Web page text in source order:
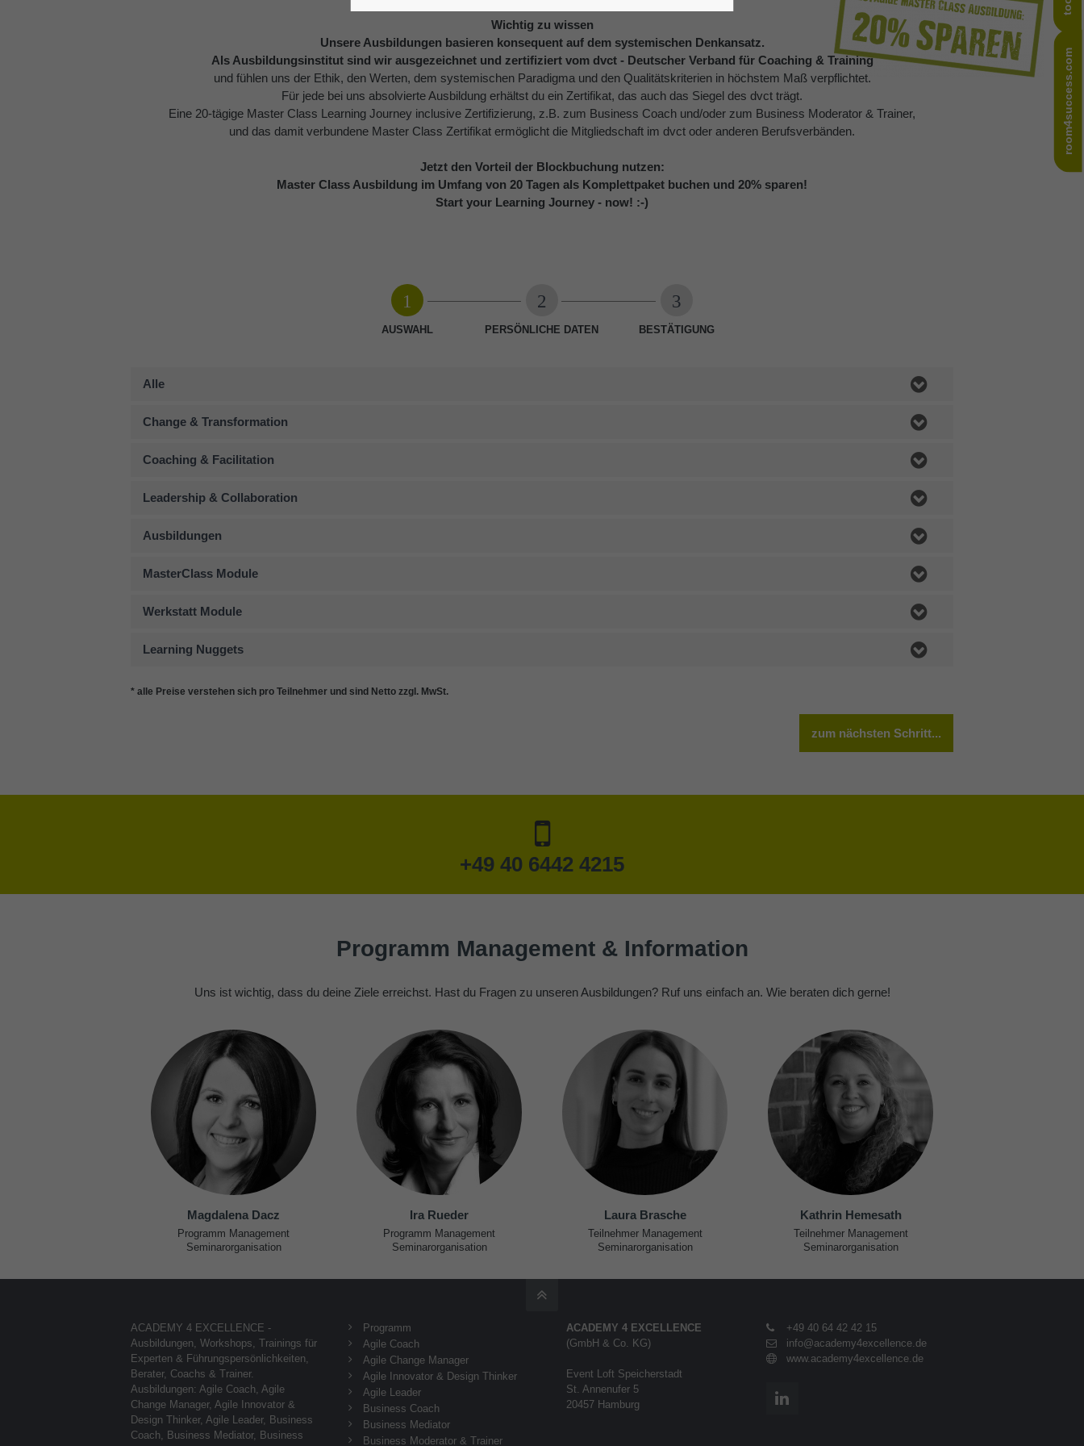
room4success.com
Wichtig zu wissen
Unsere Ausbildungen basieren konsequent auf dem systemischen Denkansatz.
Als Ausbildungsinstitut sind wir ausgezeichnet und zertifiziert vom dvct - Deutscher Verband für Coaching & Training
und fühlen uns der Ethik, den Werten, dem systemischen Paradigma und den Qualitätskriterien in höchstem Maß verpflichtet.
Für jede bei uns absolvierte Ausbildung erhältst du ein Zertifikat, das auch das Siegel des dvct trägt.
Eine 20-tägige Master Class Learning Journey inclusive Zertifizierung, z.B. zum Business Coach und/oder zum Business Moderator & Trainer,
und das damit verbundene Master Class Zertifikat ermöglicht die Mitgliedschaft im dvct oder anderen Berufsverbänden.
Jetzt den Vorteil der Blockbuchung nutzen:
Master Class Ausbildung im Umfang von 20 Tagen als Komplettpaket buchen und 20% sparen!
Start your Learning Journey - now! :-)
AUSWAHL PERSÖNLICHE DATEN BESTÄTIGUNG
Alle
Change & Transformation
Coaching & Facilitation
Leadership & Collaboration
Ausbildungen
MasterClass Module
Werkstatt Module
Learning Nuggets
* alle Preise verstehen sich pro Teilnehmer und sind Netto zzgl. MwSt.
zum nächsten Schritt...
+49 40 6442 4215
Programm Management & Information
Uns ist wichtig, dass du deine Ziele erreichst. Hast du Fragen zu unseren Ausbildungen? Ruf uns einfach an. Wie beraten dich gerne!
Magdalena Dacz
Programm Management
Seminarorganisation
Ira Rueder
Programm Management
Seminarorganisation
Laura Brasche
Teilnehmer Management
Seminarorganisation
Kathrin Hemesath
Teilnehmer Management
Seminarorganisation
ACADEMY 4 EXCELLENCE -
Ausbildungen, Workshops, Trainings für
Experten & Führungspersönlichkeiten,
Berater, Coachs & Trainer.
Ausbildungen: Agile Coach, Agile
Change Manager, Agile Innovator &
Design Thinker, Agile Leader, Business
Coach, Business Mediator, Business
Programm
Agile Coach
Agile Change Manager
Agile Innovator & Design Thinker
Agile Leader
Business Coach
Business Mediator
Business Moderator & Trainer
ACADEMY 4 EXCELLENCE
(GmbH & Co. KG)
Event Loft Speicherstadt
St. Annenufer 5
20457 Hamburg
+49 40 64 42 42 15
info@academy4excellence.de
www.academy4excellence.de